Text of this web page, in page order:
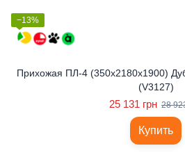
−13%
Прихожая ПЛ-4 (350x2180x1900)
(V3127)
25 131 грн 28
Купить